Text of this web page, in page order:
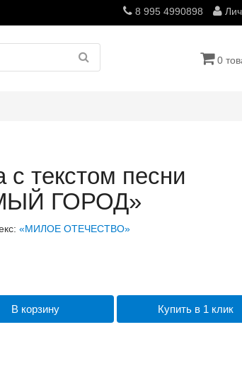
8 995 4990898
0
с текстом песни
ГОРОД»
«МИЛОЕ ОТЕЧЕСТВО»
В корзину Купить в 1 клик